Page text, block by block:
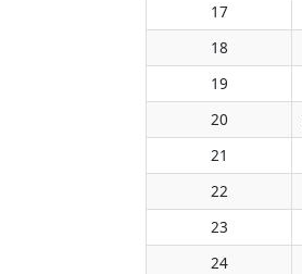
17
18
19
20
21
22
23
24